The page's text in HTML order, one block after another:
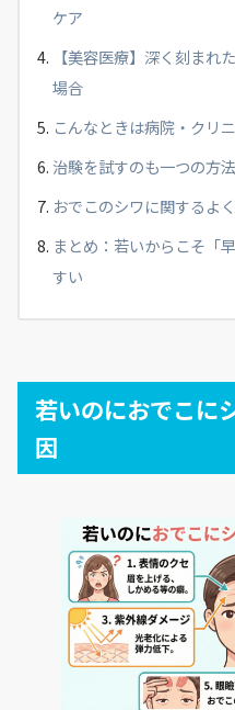
ケア
【美容医療】深く刻まれ
場合
こんなときは病院・クリ
治験を試すのも一つの方法
おでこのシワに関するよ
まとめ：若いからこそ「
すい
若いのにおでこに
因